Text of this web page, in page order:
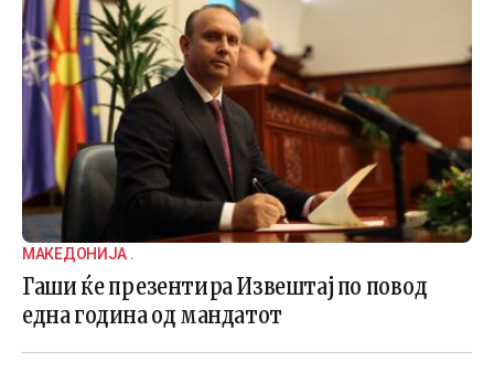
МАКЕДОНИЈА .
Гаши ќе презентира Извештај по повод
една година од мандатот